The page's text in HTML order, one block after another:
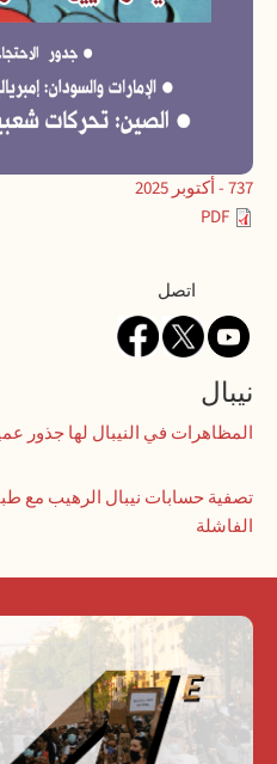
737 - أكتوبر 2025
PDF
Contactاتصل
نيبال
المظاهرات في النيبال لها جذور
تصفية حسابات نيبال الرهيب مع
الفاشلة